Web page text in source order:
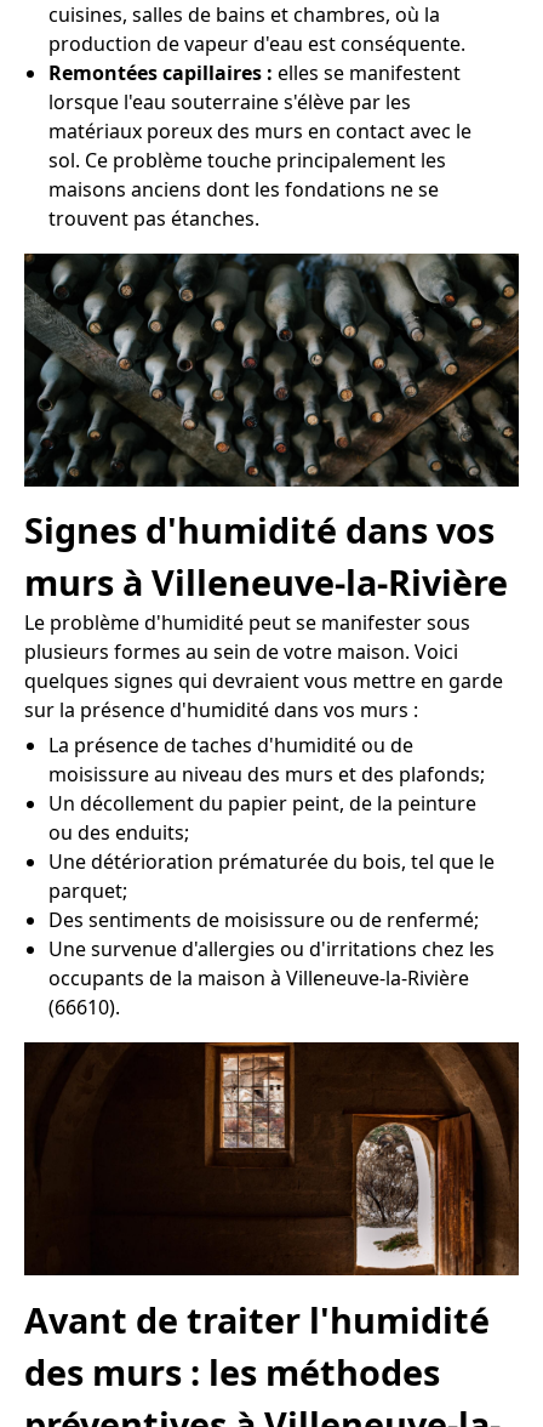
cuisines, salles de bains et chambres, où la
production de vapeur d'eau est conséquente.
Remontées capillaires : elles se manifestent
lorsque l'eau souterraine s'élève par les
matériaux poreux des murs en contact avec le
sol. Ce problème touche principalement les
maisons anciens dont les fondations ne se
trouvent pas étanches.
Signes d'humidité dans vos
murs à Villeneuve-la-Rivière
Le problème d'humidité peut se manifester sous
plusieurs formes au sein de votre maison. Voici
quelques signes qui devraient vous mettre en garde
sur la présence d'humidité dans vos murs :
La présence de taches d'humidité ou de
moisissure au niveau des murs et des plafonds;
Un décollement du papier peint, de la peinture
ou des enduits;
Une détérioration prématurée du bois, tel que le
parquet;
Des sentiments de moisissure ou de renfermé;
Une survenue d'allergies ou d'irritations chez les
occupants de la maison à Villeneuve-la-Rivière
(66610).
Avant de traiter l'humidité
des murs : les méthodes